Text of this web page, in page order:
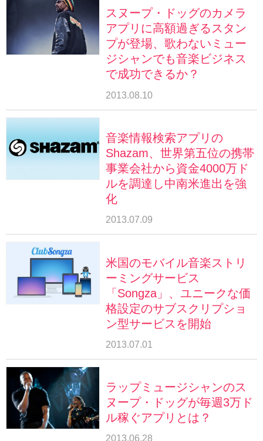
スヌープ・ドッグのカメラ
アプリに高額過ぎるスタン
プが登場、歌わないミュー
ジシャンでも音楽ビジネス
で成功できるか？
2013.08.10
音楽情報検索アプリの
Shazam、世界第五位の携帯
事業会社から資金4000万ド
ルを調達し中南米進出を強
化
2013.07.09
米国のモバイル音楽ストリ
ーミングサービス
「Songza」、ユニークな価
格設定のサブスクリプショ
ン型サービスを開始
2013.07.01
ラップミュージシャンのス
ヌープ・ドッグが毎週3万ド
ル稼ぐアプリとは？
2013.06.28